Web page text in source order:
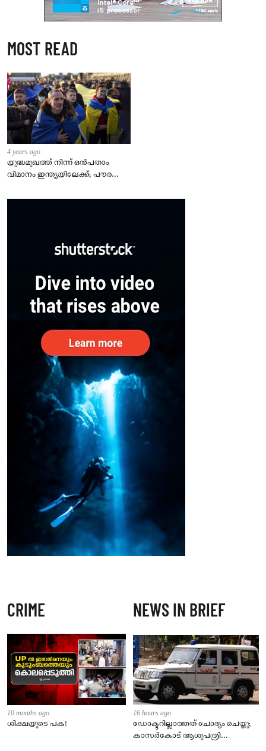
MOST READ
4 years ago
യുദ്ധമുഖത്ത് നിന്ന് ഒൻപതാം
വിമാനം ഇന്ത്യയിലേക്ക്; പൗരന്മാർ
– കേന്ദ്രം
CRIME
10 months ago
ശിക്ഷയുടെ പക!
NEWS IN BRIEF
16 hours ago
ഡോക്ടറില്ലാത്തത് ചോദ്യം ചെയ്തു;
കാസർകോട് ആശുപത്രി